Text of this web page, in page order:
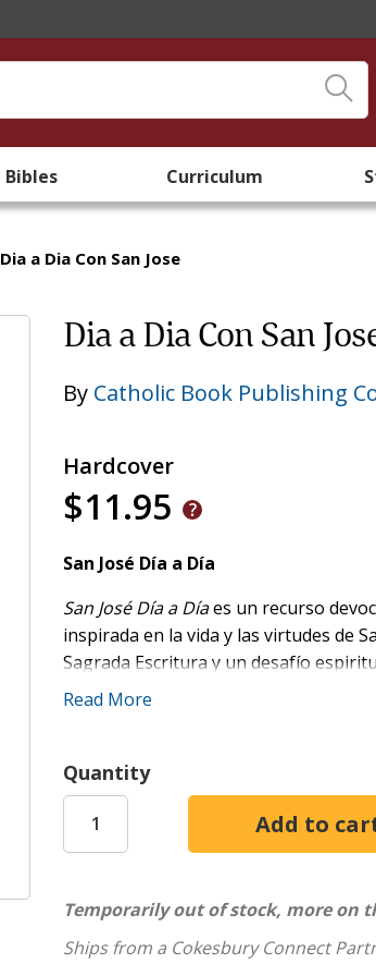
Bibles Curriculum
Dia a Dia Con San Jose
Dia a Dia Con San
By Catholic Book Publishing
Hardcover
$11.95
San José Día a Día
San José Día a Díaes un recurso
inspirada en la vida y las virtudes de
Sagrada Escritura y un desafío
perseverancia. El libro enfatiza un
ordinarios y anima a vivir con espíritu
San José ocupa un lugar único en la
obediencia y el amor firme. Aunque
trabajador, esposo y padre. Para
confianza en la providencia divina.
no en actos dramáticos, sino en la
Read More
Quantity
Temporarily out of stock, more on
Ships from a Cokesbury Connect